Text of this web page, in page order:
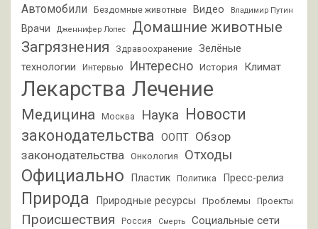
Автомобили Бездомные животные Видео Владимир Путин
Врачи Дженнифер Лопес
Домашние животные
Загрязнения
Здравоохранение
Зелёные
технологии
Интервью Интересно История Климат
Лекарства Лечение
Медицина Москва Наука Новости
законодательства
ООПТ Обзор
законодательства
Онкология Отходы
Официально Пластик Политика Пресс-релиз
Природа Природные ресурсы Проблемы Проекты
Происшествия Россия Смерть Социальные сети